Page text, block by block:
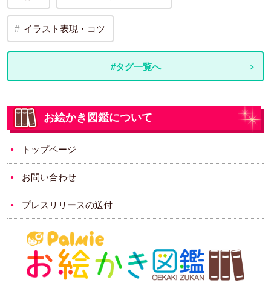
イラスト表現・コツ
#タグ一覧へ
お絵かき図鑑について
トップページ
お問い合わせ
プレスリリースの送付